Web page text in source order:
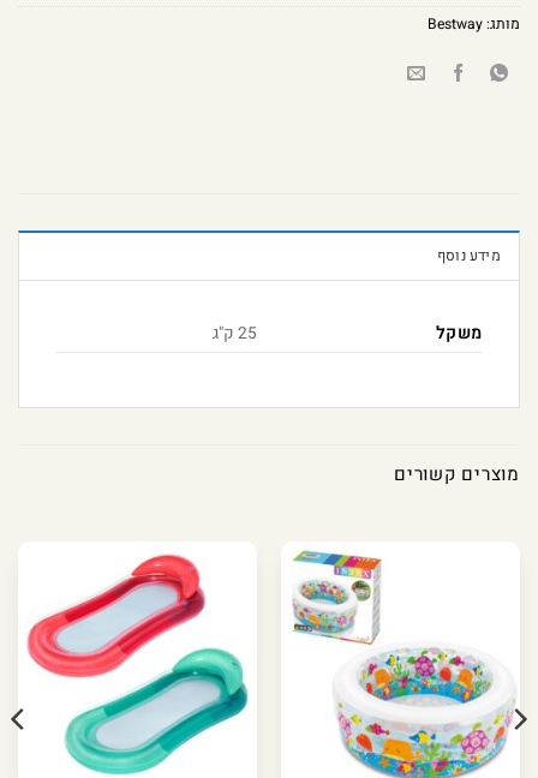
מותג:Bestway
מידע נוסף
משקל 25 ק"ג
מוצרים קשורים